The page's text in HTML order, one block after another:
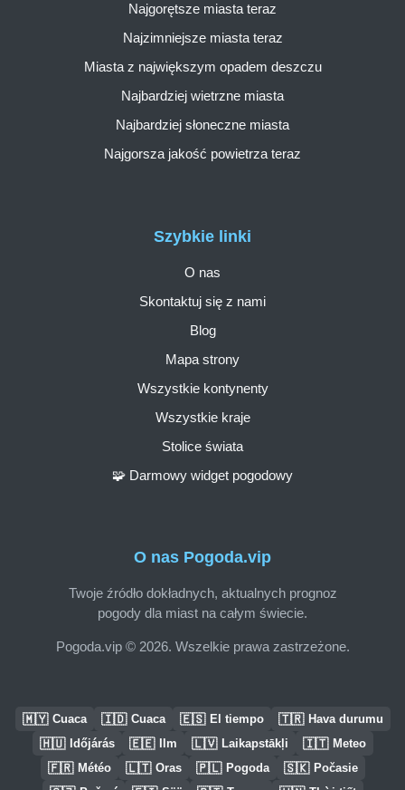
O nas Pogoda.vip
Twoje źródło dokładnych, aktualnych prognoz
pogody dla miast na całym świecie.
Pogoda.vip © 2026. Wszelkie prawa zastrzeżone.
Szybkie linki
O nas
Skontaktuj się z nami
Blog
Mapa strony
Wszystkie kontynenty
Wszystkie kraje
Stolice świata
🧩 Darmowy widget pogodowy
Najgorętsze miasta teraz
Najzimniejsze miasta teraz
Miasta z największym opadem deszczu
Najbardziej wietrzne miasta
Najbardziej słoneczne miasta
Najgorsza jakość powietrza teraz
🇲🇾 Cuaca 🇮🇩 Cuaca 🇪🇸 El tiempo 🇹🇷 Hava durumu
🇭🇺 Időjárás 🇪🇪 Ilm 🇱🇻 Laikapstākļi 🇮🇹 Meteo
🇫🇷 Météo 🇱🇹 Oras 🇵🇱 Pogoda 🇸🇰 Počasie